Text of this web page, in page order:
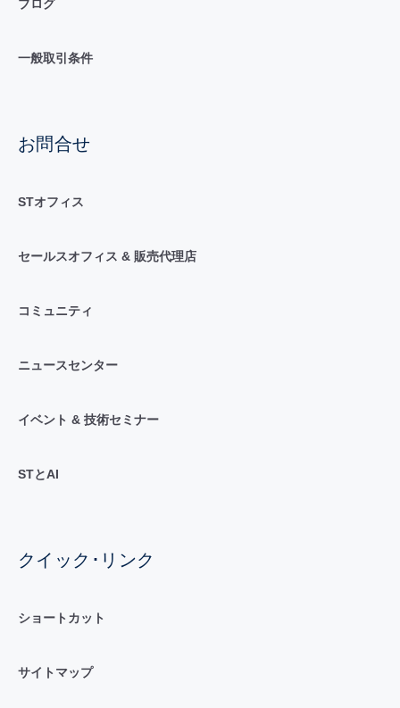
ブログ
一般取引条件
お問合せ
STオフィス
セールスオフィス & 販売代理店
コミュニティ
ニュースセンター
イベント & 技術セミナー
STとAI
クイック･リンク
ショートカット
サイトマップ